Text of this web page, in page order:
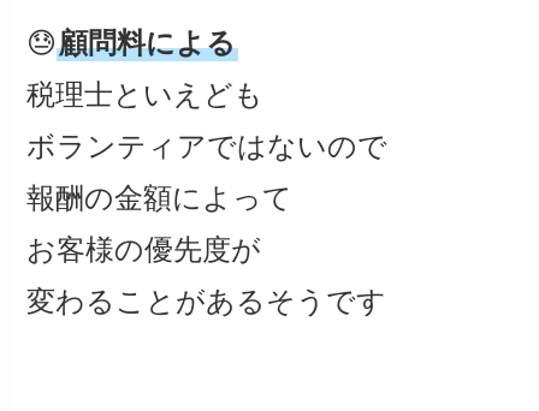
😓顧問料による
税理士といえども
ボランティアではないので
報酬の金額によって
お客様の優先度が
変わることがあるそうです